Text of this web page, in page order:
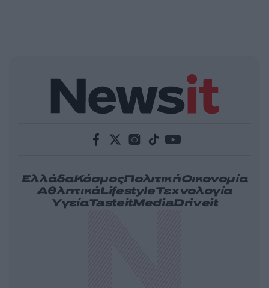
ΕλλάδαΚόσμοςΠολιτικήΟικονομία
ΑθλητικάLifestyleΤεχνολογία
ΥγείαTasteitMediaDriveit